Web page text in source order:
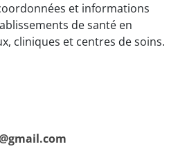
et informations
de santé en
cliniques et centres de soins.